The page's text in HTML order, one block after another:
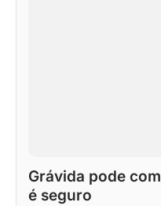
Grávida pode
é seguro